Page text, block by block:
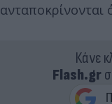
ανταποκρίνονται
Κάνε
Flash.gr